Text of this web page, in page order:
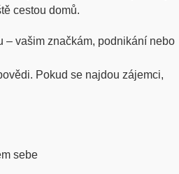
cestou domů.
– vašim značkám, podnikání nebo
Pokud se najdou zájemci,
sebe